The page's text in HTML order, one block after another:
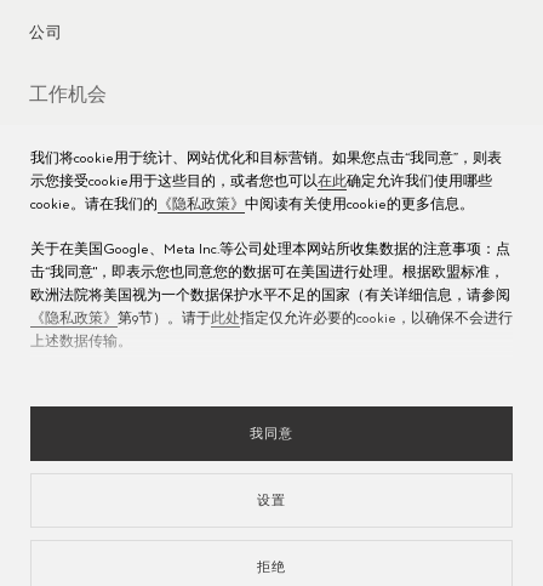
公司
工作机会
联络我们
沪ICP备16013004号
沪公网安备 31010602000438号
负责任的采购
我们将cookie用于统计、网站优化和目标营销。如果您点击“我同意”，则表
示您接受cookie用于这些目的，或者您也可以在此确定允许我们使用哪些
cookie。请在我们的 《隐私政策》 中阅读有关使用cookie的更多信息。
关于在美国Google、Meta Inc.等公司处理本网站所收集数据的注意事项：点
击“我同意"，即表示您也同意您的数据可在美国进行处理。根据欧盟标准，
欧洲法院将美国视为一个数据保护水平不足的国家（有关详细信息，请参阅
《隐私政策》 第9节）。请于此处指定仅允许必要的cookie，以确保不会进行
上述数据传输。
我同意
设置
拒绝